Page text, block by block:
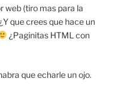
web (tiro mas para la
que crees que hace un
¿Paginitas HTML con
que echarle un ojo.